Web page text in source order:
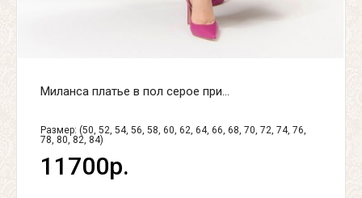
Миланса платье в пол серое при...
Размер: (50, 52, 54, 56, 58, 60, 62, 64, 66, 68, 70, 72, 74, 76,
78, 80, 82, 84)
11700р.